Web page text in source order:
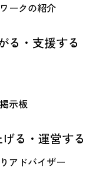
ークの紹介
る・支援する
示板
る・運営する
アドバイザー